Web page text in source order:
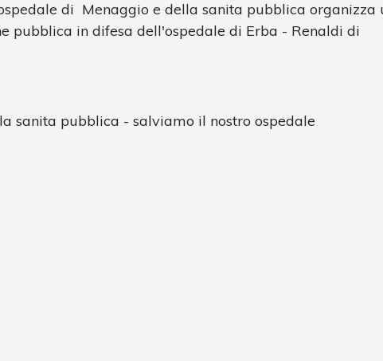
di Menaggio e della sanita pubblica organizza
pubblica in difesa dell'ospedale di Erba - Renaldi di
sanita pubblica - salviamo il nostro ospedale